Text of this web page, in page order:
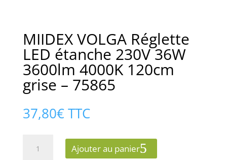
MIIDEX VOLGA Réglette
LED étanche 230V 36W
3600lm 4000K 120cm
grise – 75865
37,80€ TTC
Ajouter au panier